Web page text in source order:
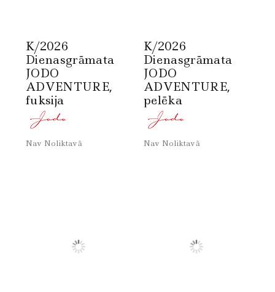
K/2026
Dienasgrāmata
JODO
ADVENTURE,
fuksija
Nav Noliktavā
K/2026
Dienasgrāmata
JODO
ADVENTURE,
pelēka
Nav Noliktavā